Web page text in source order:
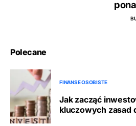
Polecane
FINANSE OSOBISTE
Jak zacząć
kluczowych zasad